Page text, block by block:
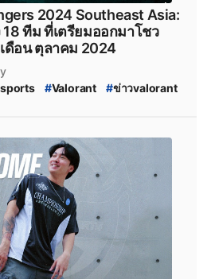
#FS_TALK
#valorant_foxz #ptc_valorant
mith #mith_valorant
#teamnkt_valorant
2024 Southeast Asia:
18 ทีม ที่เตรียมออกมาโชว
ดือน ตุลาคม 2024
#Valorant #ข่าวvalorant
FullSense
fullsense #full_sense
# FS_TALK